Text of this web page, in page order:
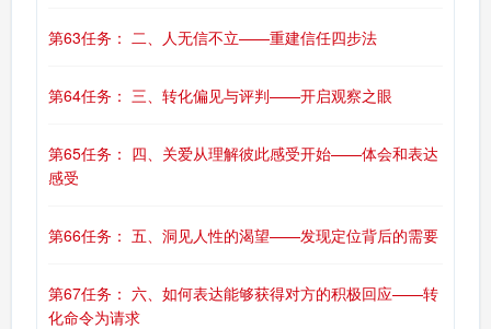
第63任务： 二、人无信不立——重建信任四步法
第64任务： 三、转化偏见与评判——开启观察之眼
第65任务： 四、关爱从理解彼此感受开始——体会和表达
感受
第66任务： 五、洞见人性的渴望——发现定位背后的需要
第67任务： 六、如何表达能够获得对方的积极回应——转
化命令为请求